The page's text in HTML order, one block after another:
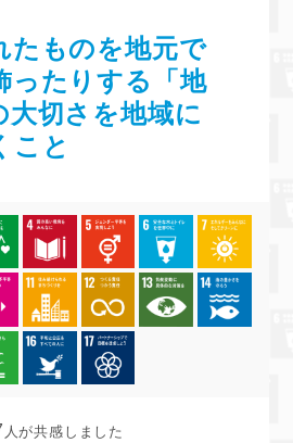
たものを地元で
ったりする「地
大切さを地域に
こと
人が共感しました